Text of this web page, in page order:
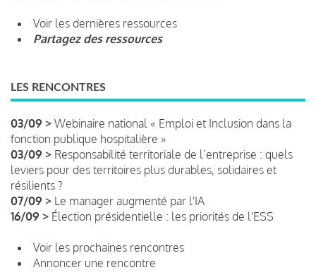
Voir les dernières ressources
Partagez des ressources
LES RENCONTRES
03/09 > Webinaire national « Emploi et Inclusion dans la
fonction publique hospitalière »
03/09 > Responsabilité territoriale de l’entreprise : quels
leviers pour des territoires plus durables, solidaires et
résilients ?
07/09 > Le manager augmenté par l'IA
16/09 > Élection présidentielle : les priorités de l'ESS
Voir les prochaines rencontres
Annoncer une rencontre